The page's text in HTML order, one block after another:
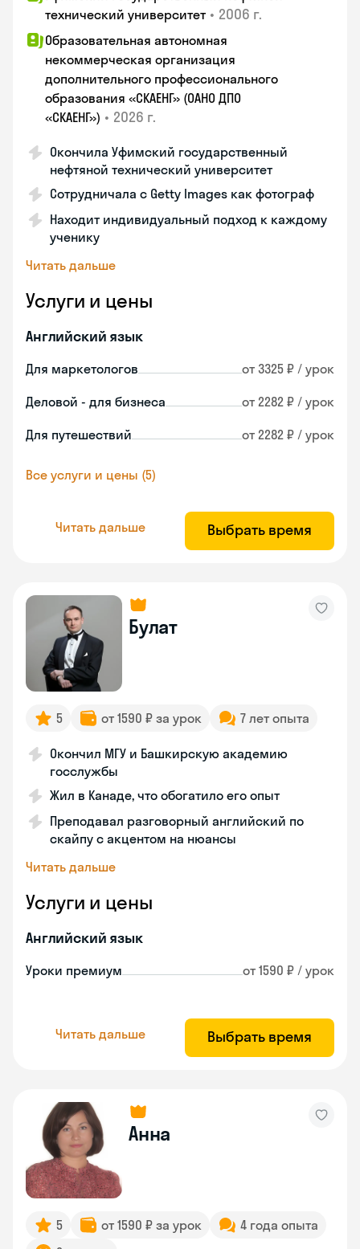
технический университет • 2006 г.
Образовательная автономная
некоммерческая организация
дополнительного профессионального
образования «СКАЕНГ» (ОАНО ДПО
«СКАЕНГ») • 2026 г.
Окончила Уфимский государственный
нефтяной технический университет
Сотрудничала с Getty Images как фотограф
Находит индивидуальный подход к каждому
ученику
Читать дальше
Услуги и цены
Английский язык
Для маркетологов от 3325 ₽ / урок
Деловой - для бизнеса от 2282 ₽ / урок
Для путешествий от 2282 ₽ / урок
Все услуги и цены (5)
Читать дальше Выбрать время
Булат
5 от 1590 ₽ за урок 7 лет опыта
Окончил МГУ и Башкирскую академию
госслужбы
Жил в Канаде, что обогатило его опыт
Преподавал разговорный английский по
скайпу с акцентом на нюансы
Читать дальше
Услуги и цены
Английский язык
Уроки премиум от 1590 ₽ / урок
Читать дальше Выбрать время
Анна
5 от 1590 ₽ за урок
4 года опыта